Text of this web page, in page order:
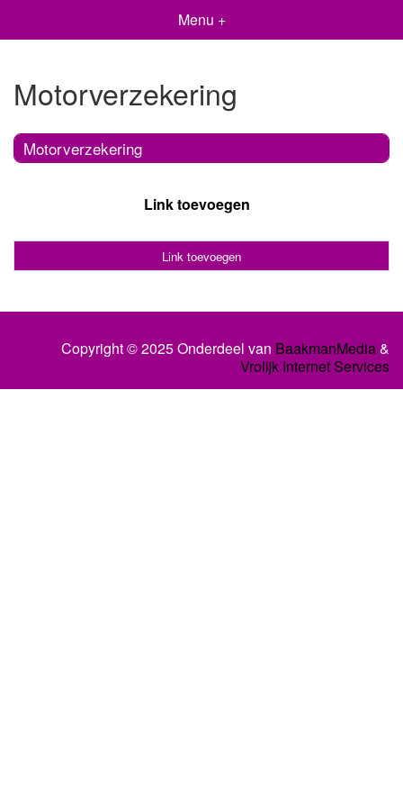
Menu +
Motorverzekering
Motorverzekering
Link toevoegen
Link toevoegen
Copyright © 2025 Onderdeel van BaakmanMedia&
Vrolijk Internet Services